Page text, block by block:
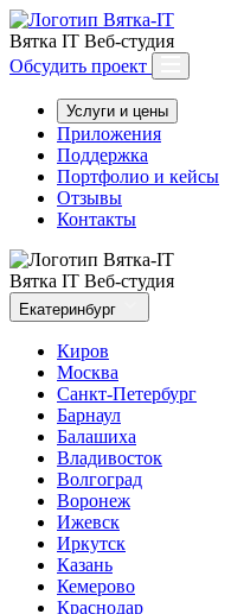
Вятка IT Веб-студия
Обсудить проект
Услуги и цены
Приложения
Поддержка
Портфолио и кейсы
Отзывы
Контакты
Вятка IT Веб-студия
Екатеринбург
Киров
Москва
Санкт-Петербург
Барнаул
Балашиха
Владивосток
Волгоград
Воронеж
Ижевск
Иркутск
Казань
Кемерово
Краснодар